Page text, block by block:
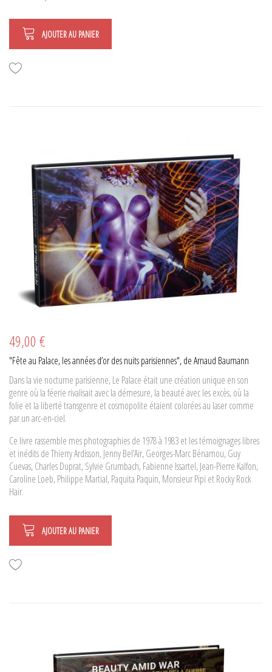
AJOUTER AU PANIER
49,00 €
"Fête au Palace, les années d’or des nuits parisiennes", de Arnaud Baumann
Dans la vie nocturne parisienne, Le Palace était une création unique en son
genre où la féerie rivalisait avec la démesure, la beauté avec les excès, où la
folie et la liberté transgenre et cosmopolite étaient colorées au laser comme
par un arc-en-ciel.
Ce livre rassemble mes photographies de 1978 à 1983 et les témoignages libres
et inédits de Thierry Ardisson, Jenny Bel’Air, Georges-Marc Bénamou, Guy
Cuevas, Charles Duprat, Sylvie Grumbach, Fabienne Issartel, Jean-Pierre Kalfon,
Caroline Loeb, Philippe Martial, Paquita Paquin, Monsieur Pipi et Rocky Rock
Hair.
AJOUTER AU PANIER